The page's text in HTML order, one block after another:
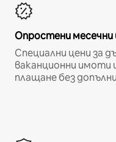
Опростени месечни
Специални цени за
ваканционни имоти
плащане без